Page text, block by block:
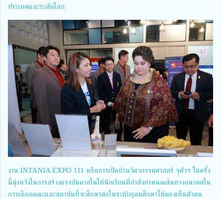
ประเทศและระดับโลก
งาน INTANIA EXPO 111 หรือการเปิดบ้านวิศวกรรมศาสตร์ จุฬาฯ ในครั้ง
นี้มุ่งหวังในการสร้างแรงบันดาลในให้นักเรียนที่กำลังกำหนดเส้นทางอนาคตใน
การเลือกคณะและสถาบันที่จะศึกษาต่อในระดับอุดมศึกษาให้มองเห็นตัวตน